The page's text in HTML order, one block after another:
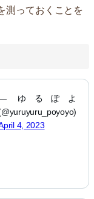
測っておくことを
ゆるぽよ
4, 2023